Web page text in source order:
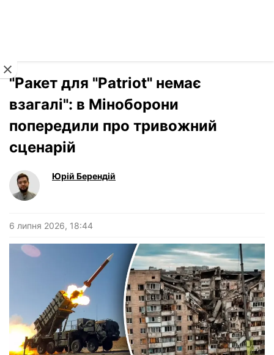
"Ракет для "Patriot" немає
взагалі": в Міноборони
попередили про тривожний
сценарій
Юрій Берендій
6 липня 2026, 18:44